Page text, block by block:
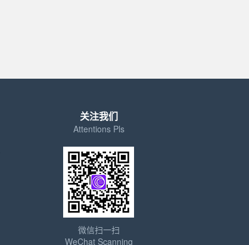
关注我们
Attentions Pls
微信扫一扫
WeChat Scanning